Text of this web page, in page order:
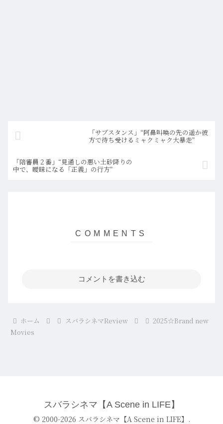
「サブスタンス」“阿鼻叫喚の先の遥か彼
方で待ち受けるミャクミャク大暴走”
「陪審員２番」“見通しの悪い土砂降りの
中で、曖昧になる「正義」の行方”
コメントを書き込む
ホーム スバラシネマReview
2025☆Brand new
Movies
スバラシネマ【A Scene in LIFE】
© 2000-2026 スバラシネマ【A Scene in LIFE】.